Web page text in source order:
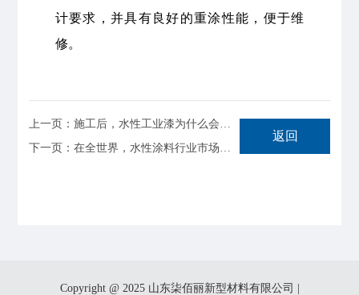
计要求，并具有良好的重涂性能，便于维
修。
上一页：施工后，水性工业漆为什么会掉色？
下一页：在全世界，水性涂料行业市场空间广阔
返回
Copyright @ 2025 山东柒佰丽新型材料有限公司 |